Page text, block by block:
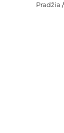
Pradžia /